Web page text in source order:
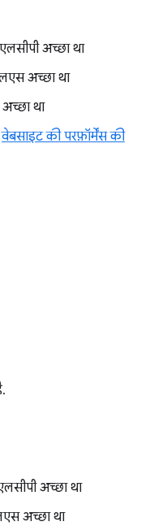
अच्छा था
अच्छा था
था
वेबसाइट की परफ़ॉर्मेंस की
अच्छा था
अच्छा था